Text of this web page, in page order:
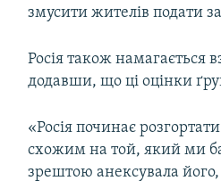
змусити жителів подати
Росія також намагається
додавши, що ці оцінки
«Росія починає
схожим на той, який ми
зрештою анексувала його,